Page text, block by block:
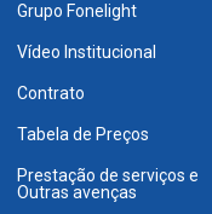
Grupo Fonelight
Vídeo Institucional
Contrato
Tabela de Preços
Prestação de serviços e
Outras avenças